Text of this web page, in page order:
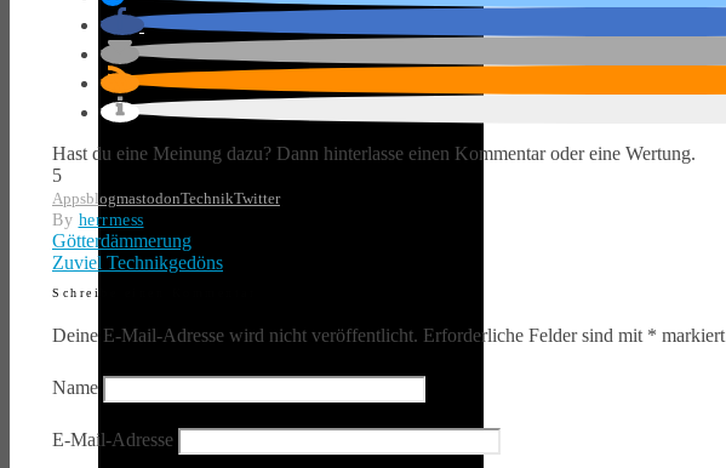
Hast du eine Meinung dazu? Dann hinterlasse einen Kommentar oder eine Wertung.
5
AppsblogmastodonTechnikTwitter
By herrmess
Götterdämmerung
Zuviel Technikgedöns
Schreibe einen Kommentar
Deine E-Mail-Adresse wird nicht veröffentlicht. Erforderliche Felder sind mit * markiert
Name
E-Mail-Adresse